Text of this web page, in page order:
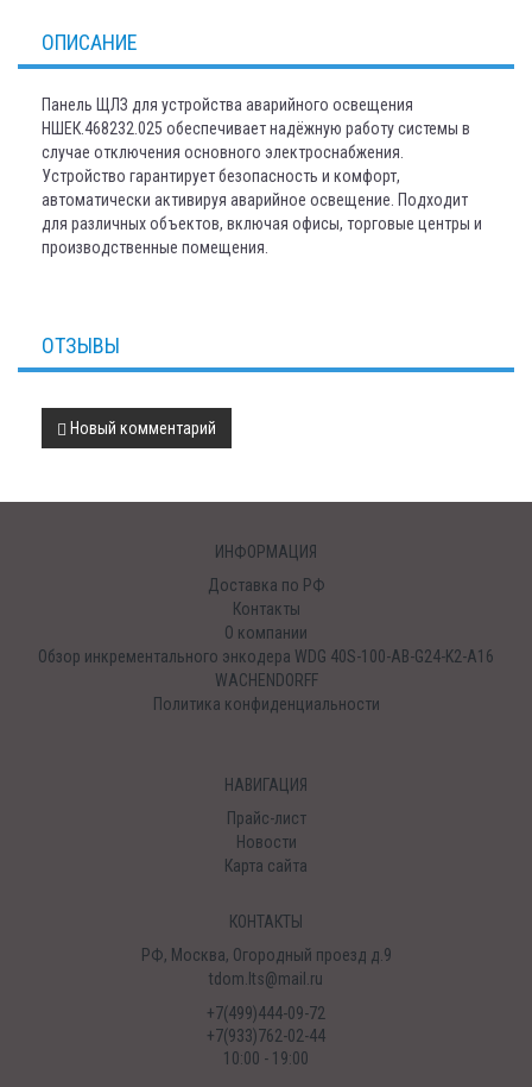
ОПИСАНИЕ
Панель ЩЛЗ для устройства аварийного освещения
НШЕК.468232.025 обеспечивает надёжную работу системы в
случае отключения основного электроснабжения.
Устройство гарантирует безопасность и комфорт,
автоматически активируя аварийное освещение. Подходит
для различных объектов, включая офисы, торговые центры и
производственные помещения.
ОТЗЫВЫ
Новый комментарий
ИНФОРМАЦИЯ
Доставка по РФ
Контакты
О компании
Обзор инкрементального энкодера WDG 40S-100-AB-G24-K2-A16
WACHENDORFF
Политика конфиденциальности
НАВИГАЦИЯ
Прайс-лист
Новости
Карта сайта
КОНТАКТЫ
РФ, Москва, Огородный проезд д.9
tdom.lts@mail.ru
+7(499)444-09-72
+7(933)762-02-44
10:00 - 19:00